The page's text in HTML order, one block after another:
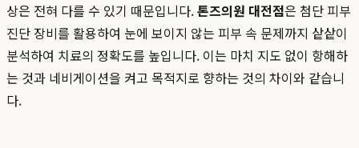
상은 전혀 다를 수 있기 때문입니다.톤즈의원 대전점은 첨단 피부
진단 장비를 활용하여 눈에 보이지 않는 피부 속 문제까지 샅샅이
분석하여 치료의 정확도를 높입니다. 이는 마치 지도 없이 항해하
는 것과 네비게이션을 켜고 목적지로 향하는 것의 차이와 같습니
다.